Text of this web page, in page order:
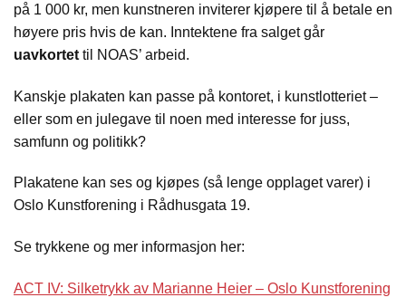
på 1 000 kr, men kunstneren inviterer kjøpere til å betale en
høyere pris hvis de kan. Inntektene fra salget går
uavkortet til NOAS’ arbeid.
Kanskje plakaten kan passe på kontoret, i kunstlotteriet –
eller som en julegave til noen med interesse for juss,
samfunn og politikk?
Plakatene kan ses og kjøpes (så lenge opplaget varer) i
Oslo Kunstforening i Rådhusgata 19.
Se trykkene og mer informasjon her:
ACT IV: Silketrykk av Marianne Heier – Oslo Kunstforening